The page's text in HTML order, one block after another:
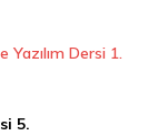
Dersi 1.
5.